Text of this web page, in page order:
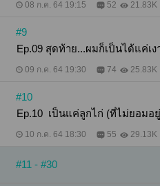
08 ก.ค. 64 19:15 52 21.83K
#9
Ep.09 สุดท้าย...ผมก็เป็นได้แ
09 ก.ค. 64 19:30 74 25.83K
#10
Ep.10 เป็นแค่ลูกไก่ (ที่ไม่ยอม
10 ก.ค. 64 18:30 55 29.13K
#11 - #30